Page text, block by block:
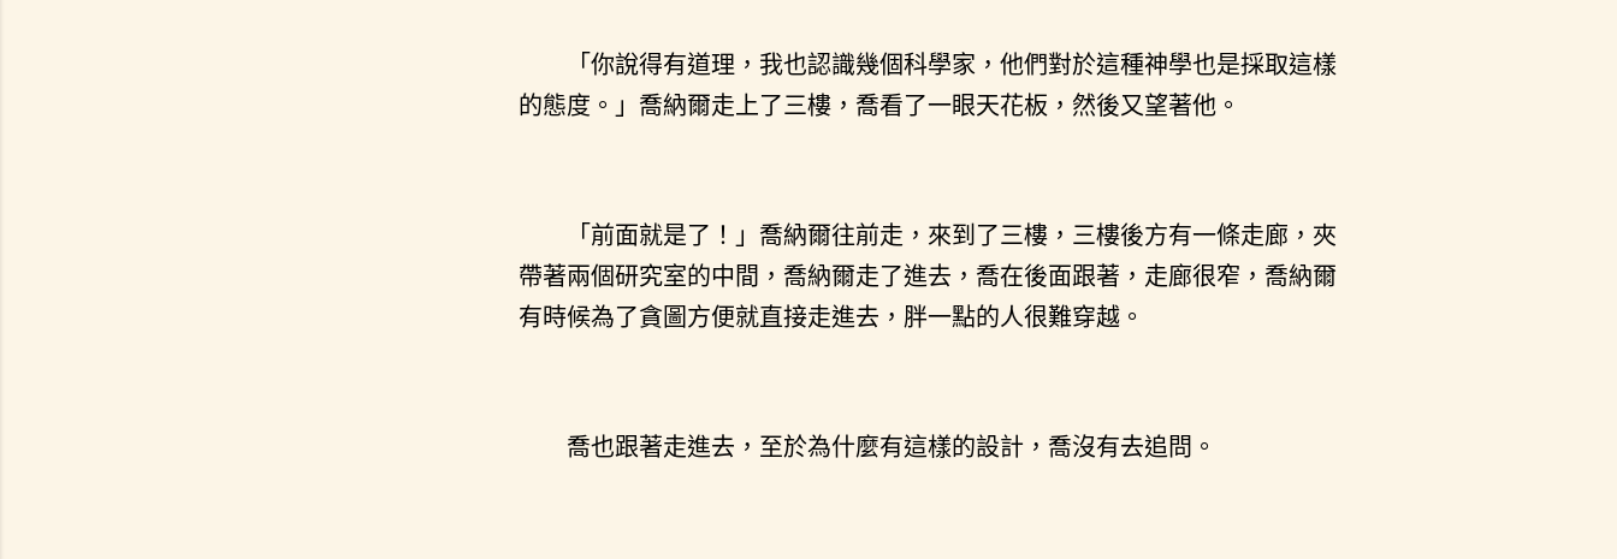
「你說得有道理，我也認識幾個科學家，他們對於這種神學也是採取這樣
的態度。」喬納爾走上了三樓，喬看了一眼天花板，然後又望著他。
「前面就是了！」喬納爾往前走，來到了三樓，三樓後方有一條走廊，夾
帶著兩個研究室的中間，喬納爾走了進去，喬在後面跟著，走廊很窄，喬納爾
有時候為了貪圖方便就直接走進去，胖一點的人很難穿越。
喬也跟著走進去，至於為什麼有這樣的設計，喬沒有去追問。